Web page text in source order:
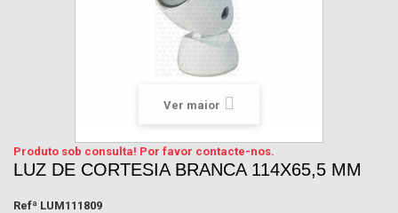
Ver maior
Produto sob consulta! Por favor contacte-nos.
LUZ DE CORTESIA BRANCA 114X65,5 MM
Refª LUM111809